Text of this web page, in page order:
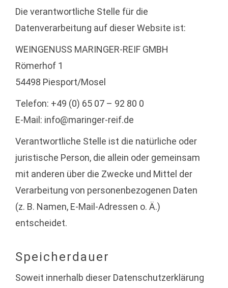
Die verantwortliche Stelle für die
Datenverarbeitung auf dieser Website ist:
WEINGENUSS MARINGER-REIF GMBH
Römerhof 1
54498 Piesport/Mosel
Telefon: +49 (0) 65 07 – 92 80 0
E-Mail: info@maringer-reif.de
Verantwortliche Stelle ist die natürliche oder
juristische Person, die allein oder gemeinsam
mit anderen über die Zwecke und Mittel der
Verarbeitung von personenbezogenen Daten
(z. B. Namen, E-Mail-Adressen o. Ä.)
entscheidet.
Speicherdauer
Soweit innerhalb dieser Datenschutzerklärung